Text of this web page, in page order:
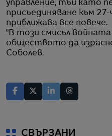
управление, тъй като
присъединяване към 27-
приближава все повече.
"В този смисъл
обществото да
Соболев.
СВЪРЗАНИ